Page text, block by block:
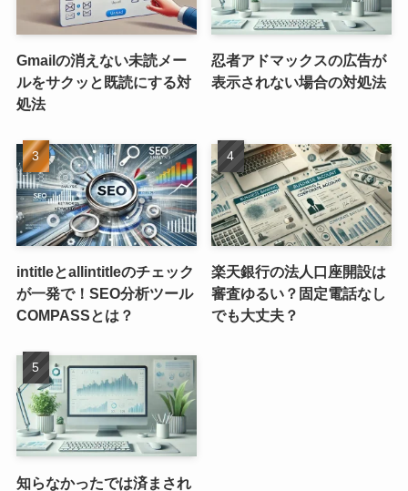
Gmailの消えない未読メー
ルをサクッと既読にする対
処法
忍者アドマックスの広告が
表示されない場合の対処法
intitleとallintitleのチェック
が一発で！SEO分析ツール
COMPASSとは？
楽天銀行の法人口座開設は
審査ゆるい？固定電話なし
でも大丈夫？
知らなかったでは済まされ